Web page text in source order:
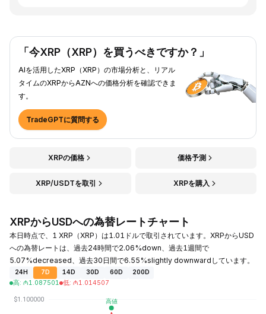
「今XRP（XRP）を買うべきですか？」
AIを活用したXRP（XRP）の市場分析と、リアル
タイムのXRPからAZNへの価格分析を確認できま
す。
TradeGPTに質問する
XRPの価格 価格予測
XRP/USDTを取引 XRPを購入
XRPからUSDへの為替レートチャート
本日時点で、1 XRP（XRP）は1.01ドルで取引されています。XRPからUSD
への為替レートは、過去24時間で2.06%down、過去1週間で
5.07%decreased、過去30日間で6.55%slightly downwardしています。
24H 7D 14D 30D 60D
200D
高: ₼1.087501 低: ₼1.014507